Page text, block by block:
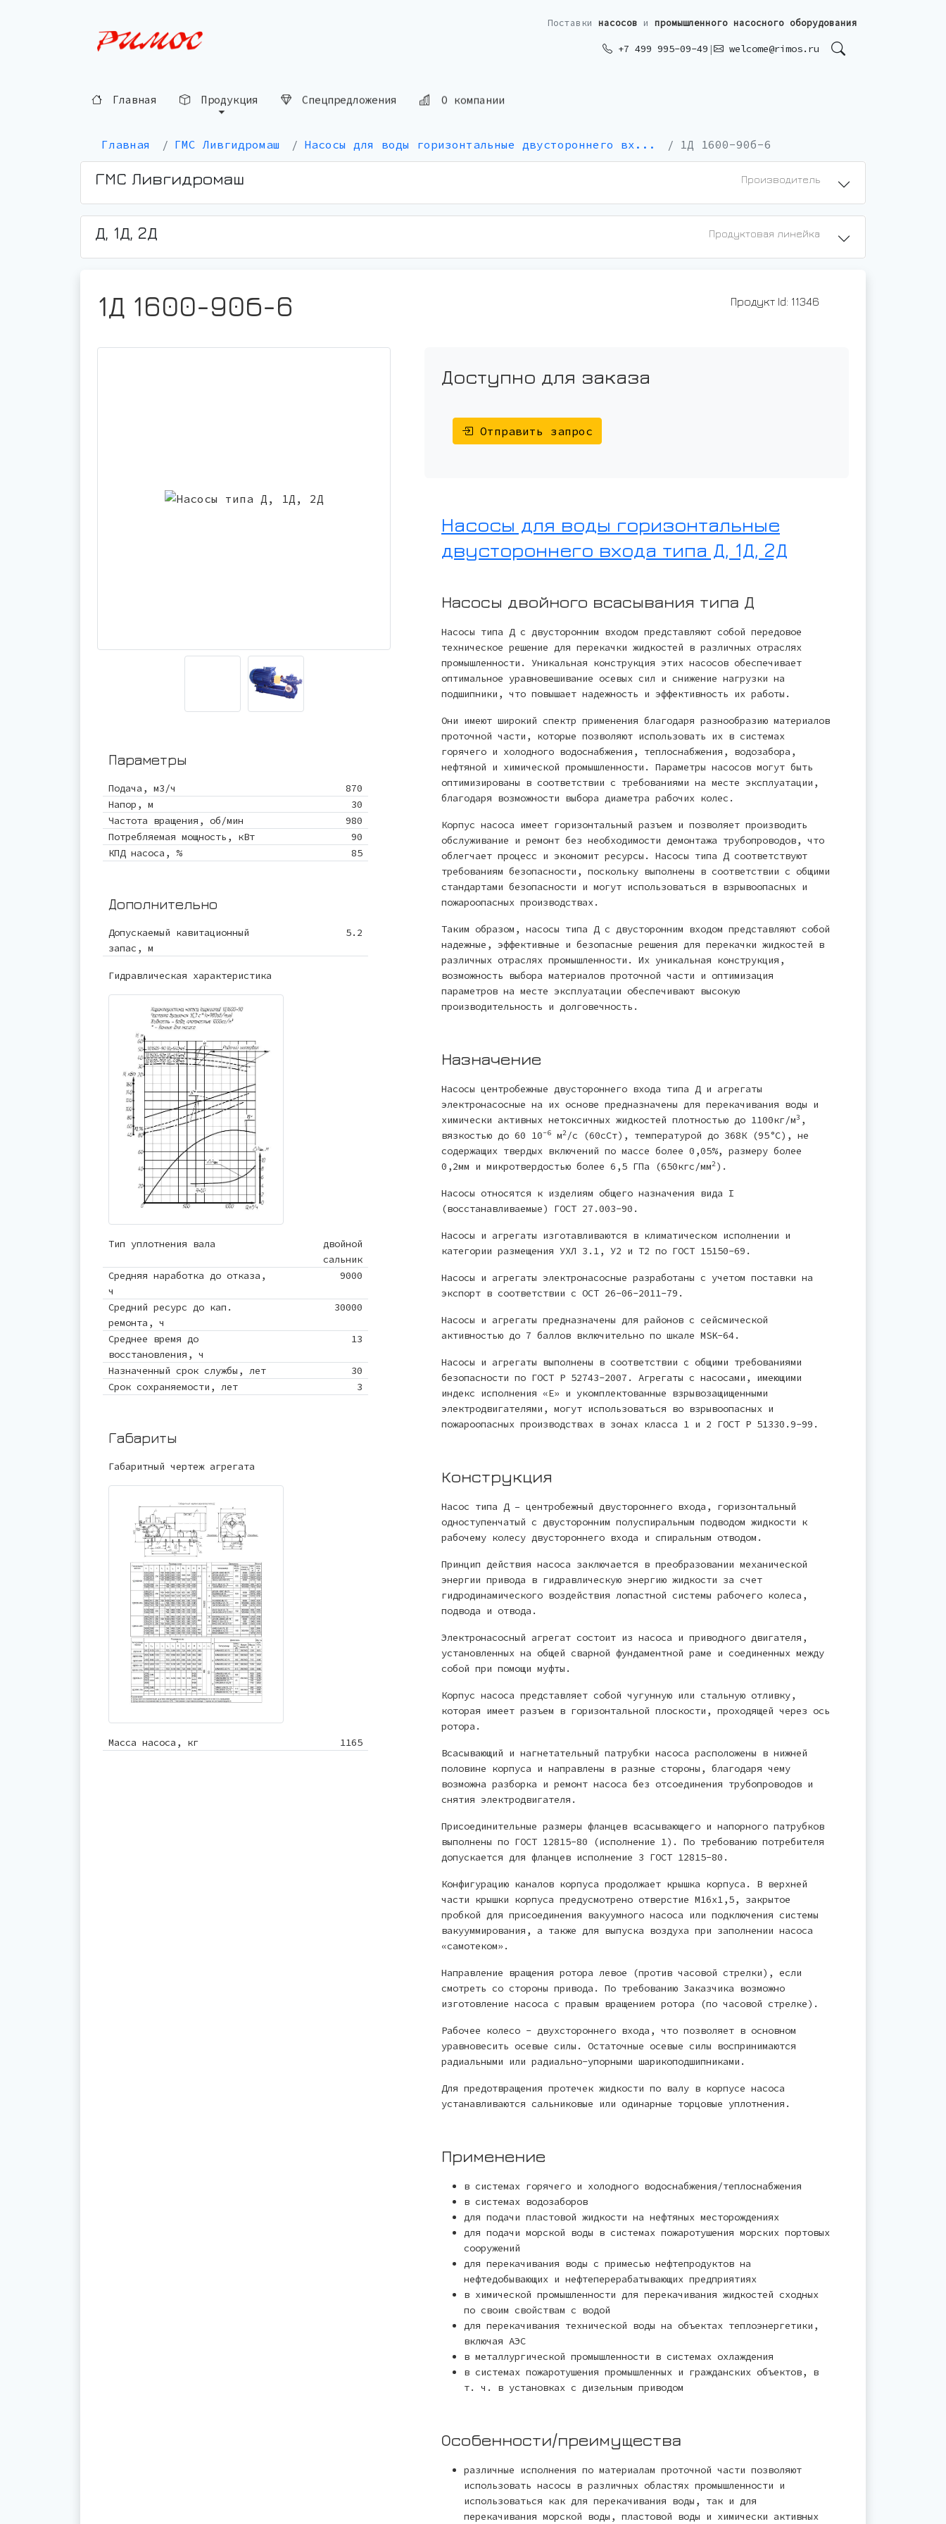
Поставки насосов и промышленного насосного оборудования
+7 499 995-09-49 | welcome@rimos.ru
Главная Продукция Спецпредложения О компании
Главная ГМС Ливгидромаш Насосы для воды горизонтальные двустороннего вх... 1Д 1600-90б-6
ГМС Ливгидромаш Производитель
Д, 1Д, 2Д Продуктовая линейка
1Д 1600-90б-6 Продукт Id: 11346
Параметры
Подача, м3/ч
870
Напор, м
30
Частота вращения, об/мин
980
Потребляемая мощность, кВт
90
КПД насоса, %
85
Дополнительно
Допускаемый кавитационный
запас, м
5.2
Гидравлическая характеристика
Тип уплотнения вала
двойной
сальник
Средняя наработка до отказа,
ч
9000
Средний ресурс до кап.
ремонта, ч
30000
Среднее время до
восстановления, ч
13
Назначенный срок службы, лет
30
Срок сохраняемости, лет
3
Габариты
Габаритный чертеж агрегата
Масса насоса, кг 1165
Доступно для заказа
Отправить запрос
Насосы для воды горизонтальные
двустороннего входа типа Д, 1Д, 2Д
Насосы двойного всасывания типа Д
Насосы типа Д с двусторонним входом представляют собой передовое
техническое решение для перекачки жидкостей в различных отраслях
промышленности. Уникальная конструкция этих насосов обеспечивает
оптимальное уравновешивание осевых сил и снижение нагрузки на
подшипники, что повышает надежность и эффективность их работы.
Они имеют широкий спектр применения благодаря разнообразию материалов
проточной части, которые позволяют использовать их в системах
горячего и холодного водоснабжения, теплоснабжения, водозабора,
нефтяной и химической промышленности. Параметры насосов могут быть
оптимизированы в соответствии с требованиями на месте эксплуатации,
благодаря возможности выбора диаметра рабочих колес.
Корпус насоса имеет горизонтальный разъем и позволяет производить
обслуживание и ремонт без необходимости демонтажа трубопроводов, что
облегчает процесс и экономит ресурсы. Насосы типа Д соответствуют
требованиям безопасности, поскольку выполнены в соответствии с общими
стандартами безопасности и могут использоваться в взрывоопасных и
пожароопасных производствах.
Таким образом, насосы типа Д с двусторонним входом представляют собой
надежные, эффективные и безопасные решения для перекачки жидкостей в
различных отраслях промышленности. Их уникальная конструкция,
возможность выбора материалов проточной части и оптимизация
параметров на месте эксплуатации обеспечивают высокую
производительность и долговечность.
Назначение
Насосы центробежные двустороннего входа типа Д и агрегаты
электронасосные на их основе предназначены для перекачивания воды и
химически активных нетоксичных жидкостей плотностью до 1100кг/м3 ,
вязкостью до 60 10-6 м2/с (60сСт), температурой до 368К (95°С), не
содержащих твердых включений по массе более 0,05%, размеру более
0,2мм и микротвердостью более 6,5 ГПа (650кгс/мм2).
Насосы относятся к изделиям общего назначения вида I
(восстанавливаемые) ГОСТ 27.003-90.
Насосы и агрегаты изготавливаются в климатическом исполнении и
категории размещения УХЛ 3.1, У2 и Т2 по ГОСТ 15150-69.
Насосы и агрегаты электронасосные разработаны с учетом поставки на
экспорт в соответствии с ОСТ 26-06-2011-79.
Насосы и агрегаты предназначены для районов с сейсмической
активностью до 7 баллов включительно по шкале MSK-64.
Насосы и агрегаты выполнены в соответствии с общими требованиями
безопасности по ГОСТ Р 52743-2007. Агрегаты с насосами, имеющими
индекс исполнения «Е» и укомплектованные взрывозащищенными
электродвигателями, могут использоваться во взрывоопасных и
пожароопасных производствах в зонах класса 1 и 2 ГОСТ Р 51330.9-99.
Конструкция
Насос типа Д – центробежный двустороннего входа, горизонтальный
одноступенчатый с двусторонним полуспиральным подводом жидкости к
рабочему колесу двустороннего входа и спиральным отводом.
Принцип действия насоса заключается в преобразовании механической
энергии привода в гидравлическую энергию жидкости за счет
гидродинамического воздействия лопастной системы рабочего колеса,
подвода и отвода.
Электронасосный агрегат состоит из насоса и приводного двигателя,
установленных на общей сварной фундаментной раме и соединенных между
собой при помощи муфты.
Корпус насоса представляет собой чугунную или стальную отливку,
которая имеет разъем в горизонтальной плоскости, проходящей через ось
ротора.
Всасывающий и нагнетательный патрубки насоса расположены в нижней
половине корпуса и направлены в разные стороны, благодаря чему
возможна разборка и ремонт насоса без отсоединения трубопроводов и
снятия электродвигателя.
Присоединительные размеры фланцев всасывающего и напорного патрубков
выполнены по ГОСТ 12815-80 (исполнение 1). По требованию потребителя
допускается для фланцев исполнение 3 ГОСТ 12815-80.
Конфигурацию каналов корпуса продолжает крышка корпуса. В верхней
части крышки корпуса предусмотрено отверстие М16х1,5, закрытое
пробкой для присоединения вакуумного насоса или подключения системы
вакууммирования, а также для выпуска воздуха при заполнении насоса
«самотеком».
Направление вращения ротора левое (против часовой стрелки), если
смотреть со стороны привода. По требованию Заказчика возможно
изготовление насоса с правым вращением ротора (по часовой стрелке).
Рабочее колесо - двухстороннего входа, что позволяет в основном
уравновесить осевые силы. Остаточные осевые силы воспринимаются
радиальными или радиально-упорными шарикоподшипниками.
Для предотвращения протечек жидкости по валу в корпусе насоса
устанавливаются сальниковые или одинарные торцовые уплотнения.
Применение
в системах горячего и холодного водоснабжения/теплоснабжения
в системах водозаборов
для подачи пластовой жидкости на нефтяных месторождениях
для подачи морской воды в системах пожаротушения морских портовых
сооружений
для перекачивания воды с примесью нефтепродуктов на
нефтедобывающих и нефтеперерабатывающих предприятиях
в химической промышленности для перекачивания жидкостей сходных
по своим свойствам с водой
для перекачивания технической воды на объектах теплоэнергетики,
включая АЭС
в металлургической промышленности в системах охлаждения
в системах пожаротушения промышленных и гражданских объектов, в
т. ч. в установках с дизельным приводом
Особенности/преимущества
различные исполнения по материалам проточной части позволяют
использовать насосы в различных областях промышленности и
использоваться как для перекачивания воды, так и для
перекачивания морской воды, пластовой воды и химически активных